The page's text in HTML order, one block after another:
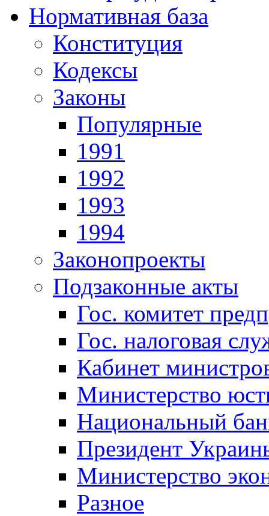
Нормативная база
Конституция
Кодексы
Законы
Популярные
1991
1992
1993
1994
Законопроекты
Подзаконные акты
Гос. комитет
Гос. налоговая
Кабинет
Министерство
Национальный
Президент
Министерство
Разное